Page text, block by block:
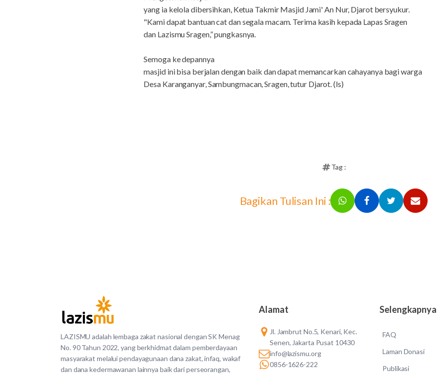
yang ia kelola dibersihkan, Ketua Takmir Masjid Jami' An Nur, Djarot bersyukur.
"Kami dapat bantuan cat dan segala macam. Terima kasih kepada Lapas Sragen
dan Lazismu Sragen,” pungkasnya.
Semoga ke depannya
masjid ini bisa berjalan dengan baik dan dapat memancarkan cahayanya bagi warga
Desa Karanganyar, Sambungmacan, Sragen, tutur Djarot. (ls)
Tag :
Bagikan Tulisan Ini :
LAZISMU adalah lembaga zakat nasional dengan SK Menag
No. 90 Tahun 2022, yang berkhidmat dalam pemberdayaan
masyarakat melalui pendayagunaan dana zakat, infaq, wakaf
dan dana kedermawanan lainnya baik dari perseorangan,
Alamat
Jl. Jambrut No.5, Kenari, Kec.
Senen, Jakarta Pusat 10430
info@lazismu.org
0856-1626-222
Selengkapnya
FAQ
Laman Donasi
Publikasi